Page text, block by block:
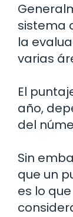
sistema
la
varias
El
año,
del
Sin
que un
es lo